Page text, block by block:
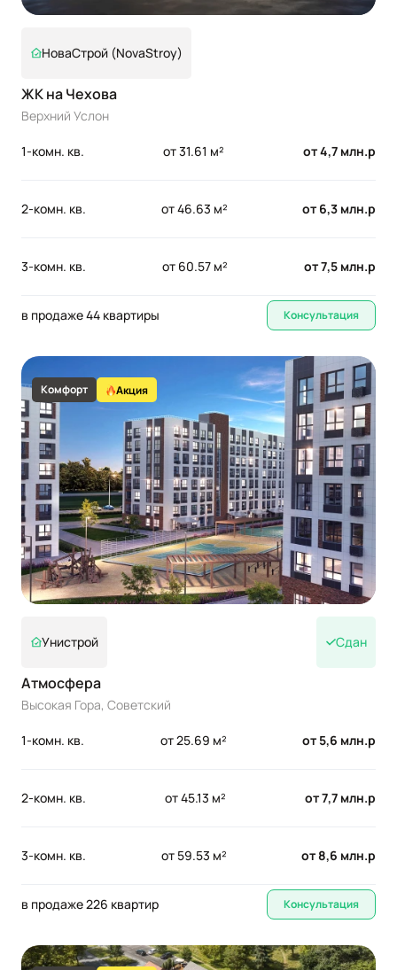
НоваСтрой (NovaStroy)
ЖК на Чехова
Верхний Услон
1-комн. кв. от 31.61 м² от 4,7 млн.р
2-комн. кв. от 46.63 м² от 6,3 млн.р
3-комн. кв. от 60.57 м² от 7,5 млн.р
в продаже 44 квартиры Консультация
Комфорт Акция
Унистрой Сдан
Атмосфера
Высокая Гора, Советский
1-комн. кв. от 25.69 м² от 5,6 млн.р
2-комн. кв. от 45.13 м² от 7,7 млн.р
3-комн. кв. от 59.53 м² от 8,6 млн.р
в продаже 226 квартир Консультация